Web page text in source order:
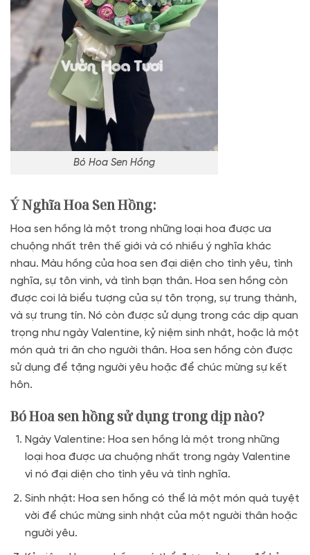
Bó Hoa Sen Hồng
Ý Nghĩa Hoa Sen Hồng:
Hoa sen hồng là một trong những loại hoa được ưa
chuộng nhất trên thế giới và có nhiều ý nghĩa khác
nhau. Màu hồng của hoa sen đại diện cho tình yêu, tình
nghĩa, sự tôn vinh, và tình bạn thân. Hoa sen hồng còn
được coi là biểu tượng của sự tôn trọng, sự trung thành,
và sự trung tín. Nó còn được sử dụng trong các dịp quan
trọng như ngày Valentine, kỷ niệm sinh nhật, hoặc là một
món quà tri ân cho người thân. Hoa sen hồng còn được
sử dụng để tặng người yêu hoặc để chúc mừng sự kết
hôn.
Bó Hoa sen hồng sử dụng trong dịp nào?
Ngày Valentine: Hoa sen hồng là một trong những
loại hoa được ưa chuộng nhất trong ngày Valentine
vì nó đại diện cho tình yêu và tình nghĩa.
Sinh nhật: Hoa sen hồng có thể là một món quà tuyệt
vời để chúc mừng sinh nhật của một người thân hoặc
người yêu.